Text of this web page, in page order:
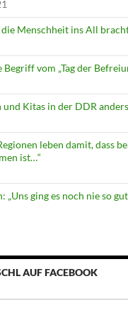
Menschheit ins All
vom „Tag der
und Kitas in der DDR
leben damit, dass
ist…“
ging es noch nie so
AUF FACEBOOK